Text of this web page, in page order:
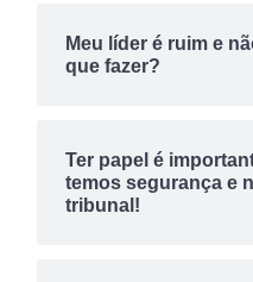
Meu líder é ruim e
que fazer?
Ter papel é
temos segurança e
tribunal!